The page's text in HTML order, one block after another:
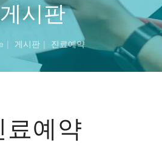
게시판
게시판 진료예약
료예약